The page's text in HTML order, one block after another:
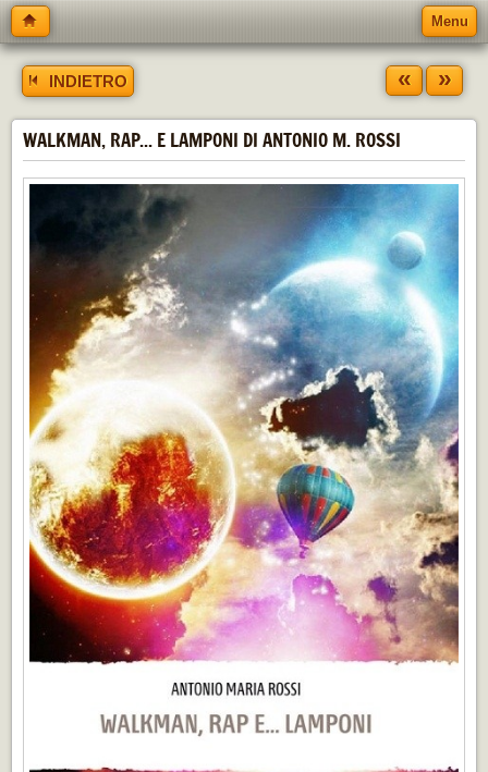
Menu
INDIETRO « »
WALKMAN, RAP... E LAMPONI DI ANTONIO M. ROSSI